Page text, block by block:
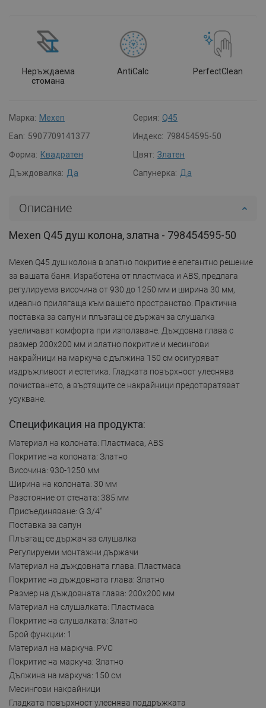
Неръждаема
стомана
AntiCalc PerfectClean
Марка: Mexen Серия: Q45
Ean: 5907709141377 Индекс: 798454595-50
Форма: Квадратен Цвят: Златен
Дъждовалка: Да Сапунерка: Да
Описание
Mexen Q45 душ колона, златна - 798454595-50
Mexen Q45 душ колона в златно покритие е елегантно решение
за вашата баня. Изработена от пластмаса и ABS, предлага
регулируема височина от 930 до 1250 мм и ширина 30 мм,
идеално прилягаща към вашето пространство. Практична
поставка за сапун и плъзгащ се държач за слушалка
увеличават комфорта при използване. Дъждовна глава с
размер 200x200 мм и златно покритие и месингови
накрайници на маркуча с дължина 150 см осигуряват
издръжливост и естетика. Гладката повърхност улеснява
почистването, а въртящите се накрайници предотвратяват
усукване.
Спецификация на продукта:
Материал на колоната: Пластмаса, ABS
Покритие на колоната: Златно
Височина: 930-1250 мм
Ширина на колоната: 30 мм
Разстояние от стената: 385 мм
Присъединяване: G 3/4"
Поставка за сапун
Плъзгащ се държач за слушалка
Регулируеми монтажни държачи
Материал на дъждовната глава: Пластмаса
Покритие на дъждовната глава: Златно
Размер на дъждовната глава: 200x200 мм
Материал на слушалката: Пластмаса
Покритие на слушалката: Златно
Брой функции: 1
Материал на маркуча: PVC
Покритие на маркуча: Златно
Дължина на маркуча: 150 см
Месингови накрайници
Гладката повърхност улеснява поддръжката